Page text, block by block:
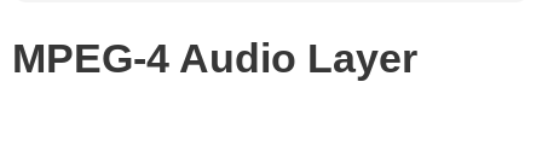
MPEG-4 Audio Layer